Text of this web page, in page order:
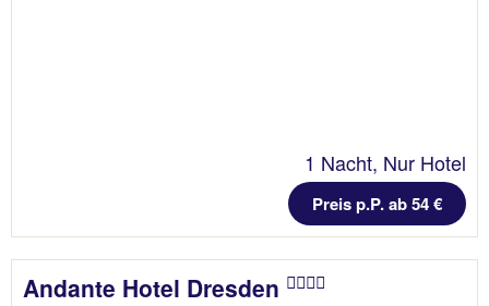
1 Nacht, Nur Hotel
Preis p.P. ab 54 €
Andante Hotel Dresden